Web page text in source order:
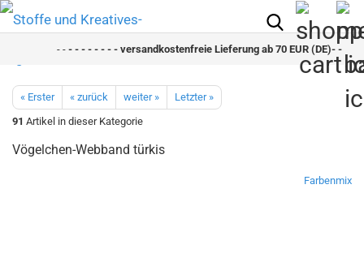
- -- - - - - - - - versandkostenfreie Lieferung ab 70 EUR (DE)- - - - -
« Erster « zurück weiter »
Letzter »
91 Artikel in dieser Kategorie
Vögelchen-Webband türkis
Farbenmix